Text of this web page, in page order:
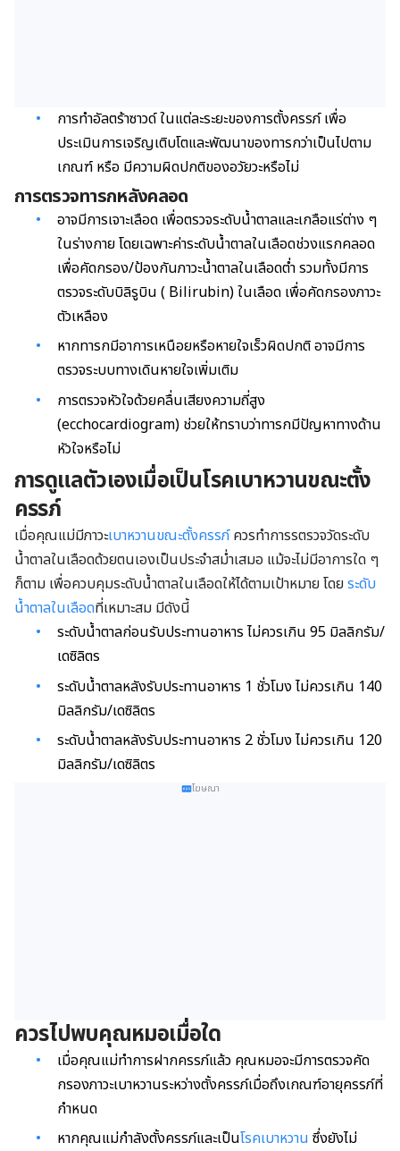
การทำอัลตร้าซาวด์ ในแต่ละระยะของการตั้งครรภ์ เพื่อ
ประเมินการเจริญเติบโตและพัฒนาของทารกว่าเป็นไปตาม
เกณฑ์ หรือ มีความผิดปกติของอวัยวะหรือไม่
การตรวจทารกหลังคลอด
อาจมีการเจาะเลือด เพื่อตรวจระดับน้ำตาลและเกลือแร่ต่าง ๆ
ในร่างกาย โดยเฉพาะค่าระดับน้ำตาลในเลือดช่วงแรกคลอด
เพื่อคัดกรอง/ป้องกันภาวะน้ำตาลในเลือดต่ำ รวมทั้งมีการ
ตรวจระดับบิลิรูบิน ( Bilirubin)ในเลือด เพื่อคัดกรองภาวะ
ตัวเหลือง
หากทารกมีอาการเหนือยหรือหายใจเร็วผิดปกติ อาจมีการ
ตรวจระบบทางเดินหายใจเพิ่มเติม
การตรวจหัวใจด้วยคลื่นเสียงความถี่สูง
(ecchocardiogram) ช่วยให้ทราบว่าทารกมีปัญหาทางด้าน
หัวใจหรือไม่
การดูแลตัวเองเมื่อเป็นโรคเบาหวานขณะตั้ง
ครรภ์
เมื่อคุณแม่มีภาวะเบาหวานขณะตั้งครรภ์ควรทำการรตรวจวัดระดับ
น้ำตาลในเลือดด้วยตนเองเป็นประจำสม่ำเสมอ แม้จะไม่มีอาการใด ๆ
ก็ตาม เพื่อควบคุมระดับน้ำตาลในเลือดให้ได้ตามเป้าหมาย โดยระดับ
น้ำตาลในเลือดที่เหมาะสม มีดังนี้
ระดับน้ำตาลก่อนรับประทานอาหาร ไม่ควรเกิน 95 มิลลิกรัม/
เดซิลิตร
ระดับน้ำตาลหลังรับประทานอาหาร 1 ชั่วโมง ไม่ควรเกิน 140
มิลลิกรัม/เดซิลิตร
ระดับน้ำตาลหลังรับประทานอาหาร 2 ชั่วโมง ไม่ควรเกิน 120
มิลลิกรัม/เดซิลิตร
โฆษณา
ควรไปพบคุณหมอเมื่อใด
เมื่อคุณแม่ทำการฝากครรภ์แล้ว คุณหมอจะมีการตรวจคัด
กรองภาวะเบาหวานระหว่างตั้งครรภ์เมื่อถึงเกณฑ์อายุครรภ์ที่
กำหนด
หากคุณแม่กำลังตั้งครรภ์และเป็นโรคเบาหวาน ซึ่งยังไม่